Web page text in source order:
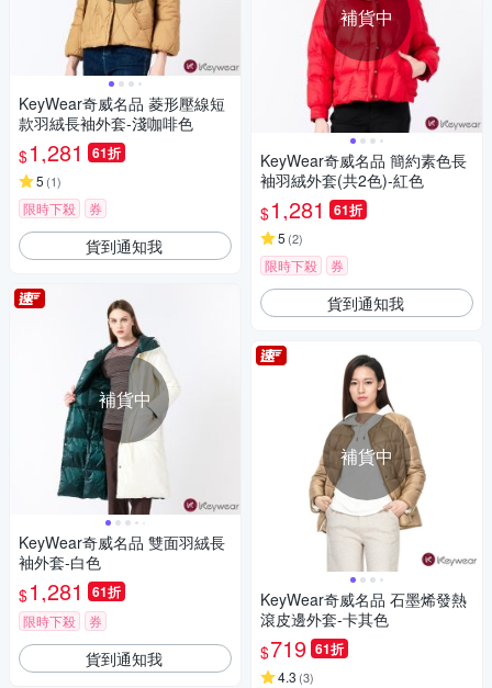
KeyWear奇威名品 菱形壓線短
款羽絨長袖外套-淺咖啡色
$1,281 61折
5 (1)
限時下殺 券
貨到通知我
補貨中
KeyWear奇威名品 雙面羽絨長
袖外套-白色
$1,281 61折
限時下殺 券
貨到通知我
補貨中
KeyWear奇威名品 簡約素色長
袖羽絨外套(共2色)-紅色
$1,281 61折
5 (2)
限時下殺 券
貨到通知我
補貨中
KeyWear奇威名品 石墨烯發熱
滾皮邊外套-卡其色
$719 61折
4.3 (3)